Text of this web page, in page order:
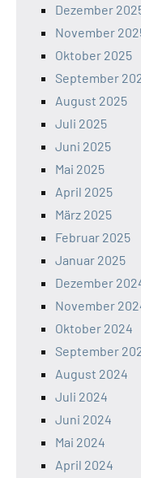
Dezember
November
Oktober 2025
September
August 2025
Juli 2025
Juni 2025
Mai 2025
April 2025
März 2025
Februar 2025
Januar 2025
Dezember
November
Oktober 2024
September
August 2024
Juli 2024
Juni 2024
Mai 2024
April 2024